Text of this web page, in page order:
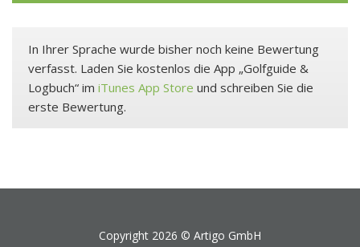
In Ihrer Sprache wurde bisher noch keine Bewertung
verfasst. Laden Sie kostenlos die App „Golfguide &
Logbuch“ im iTunes App Store und schreiben Sie die
erste Bewertung.
Copyright 2026 © Artigo GmbH